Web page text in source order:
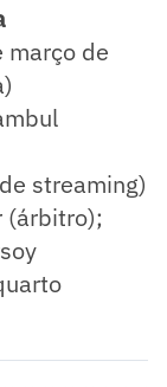
março de
streaming)
(árbitro);